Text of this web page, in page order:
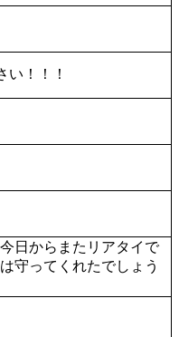
！！！
日からまたリアタイで
守ってくれたでしょう